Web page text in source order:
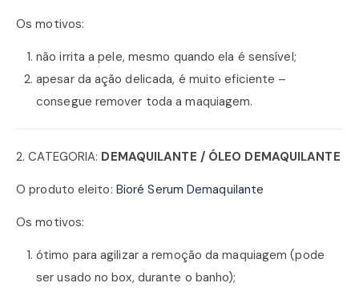
Os motivos:
não irrita a pele, mesmo quando ela é sensível;
apesar da ação delicada, é muito eficiente –
consegue remover toda a maquiagem.
2. CATEGORIA: DEMAQUILANTE / ÓLEO DEMAQUILANTE
O produto eleito: Bioré Serum Demaquilante
Os motivos:
ótimo para agilizar a remoção da maquiagem (pode
ser usado no box, durante o banho);